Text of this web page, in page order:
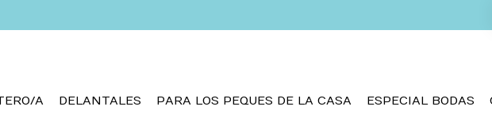
A DELANTALES PARA LOS PEQUES DE LA CASA ESPECIAL BODAS